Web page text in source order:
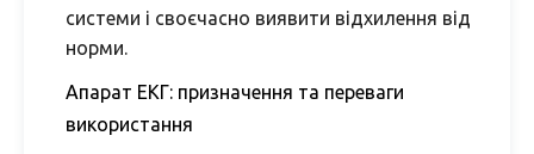
системи і своєчасно виявити відхилення від
норми.
Апарат ЕКГ: призначення та переваги
використання